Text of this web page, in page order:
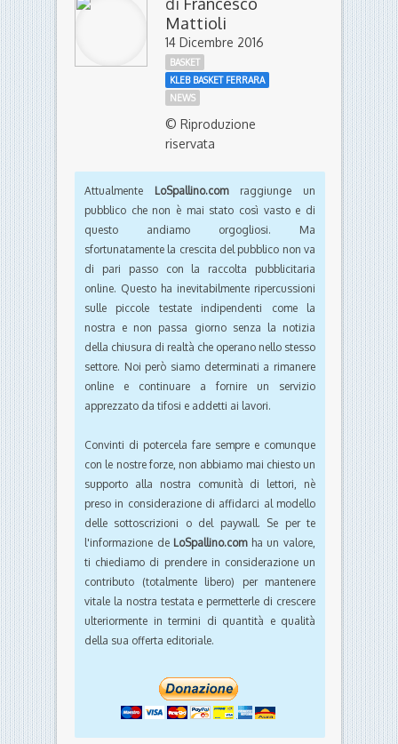
Mattioli
14 Dicembre 2016
BASKET
KLEB BASKET FERRARA
NEWS
© Riproduzione
riservata
Attualmente LoSpallino.comraggiunge un
pubblico che non è mai stato così vasto e di
questo andiamo orgogliosi. Ma
sfortunatamente la crescita del pubblico non va
di pari passo con la raccolta pubblicitaria
online. Questo ha inevitabilmente ripercussioni
sulle piccole testate indipendenti come la
nostra e non passa giorno senza la notizia
della chiusura di realtà che operano nello stesso
settore. Noi però siamo determinati a rimanere
online e continuare a fornire un servizio
apprezzato da tifosi e addetti ai lavori.
Convinti di potercela fare sempre e comunque
con le nostre forze, non abbiamo mai chiesto un
supporto alla nostra comunità di lettori, nè
preso in considerazione di affidarci al modello
delle sottoscrizioni o del paywall. Se per te
l'informazione de LoSpallino.comha un valore,
ti chiediamo di prendere in considerazione un
contributo (totalmente libero) per mantenere
vitale la nostra testata e permetterle di crescere
ulteriormente in termini di quantità e qualità
della sua offerta editoriale.